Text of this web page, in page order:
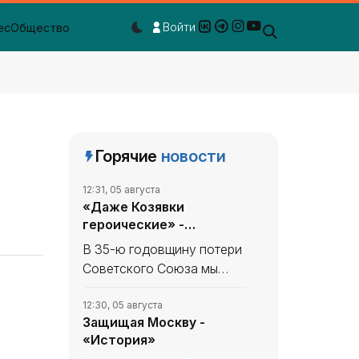
Общество
Dark mode toggle
Войти
Горячие новости
12:31, 05 августа
«Даже Козявки
героические» -
«История»
В 35-ю годовщину потери
Советского Союза мы
что уникального и
полезного сделано в
СССР. В минувшем
12:30, 05 августа
Защищая Москву -
«История»